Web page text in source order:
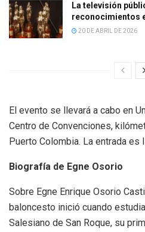
La televisión
reconocimientos
20 DE ABRIL DE 2026
El evento se llevará a cabo en
Centro de Convenciones,
Puerto Colombia. La entrada es
Biografía de Egne Osorio
Sobre Egne Enrique Osorio
baloncesto inició cuando
Salesiano de San Roque, su